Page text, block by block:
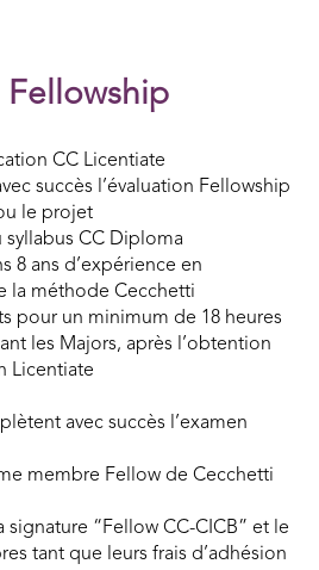
CC Licentiate
succès l’évaluation Fellowship
le projet
syllabus CC Diploma
8 ans d’expérience en
la méthode Cecchetti
pour un minimum de 18 heures
les Majors, après l’obtention
Licentiate
avec succès l’examen
membre Fellow de Cecchetti
signature “Fellow CC-CICB” et le
tant que leurs frais d’adhésion